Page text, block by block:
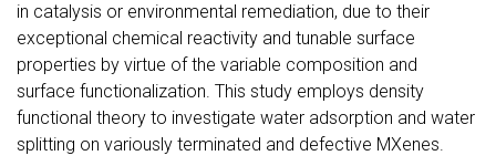
in catalysis or environmental remediation, due to their
exceptional chemical reactivity and tunable surface
properties by virtue of the variable composition and
surface functionalization. This study employs density
functional theory to investigate water adsorption and water
splitting on variously terminated and defective MXenes.